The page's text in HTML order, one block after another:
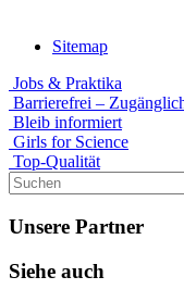
Sitemap
Jobs & Praktika
Barrierefrei –
Bleib informiert
Girls for Science
Top-Qualität
Unsere Partner
Siehe auch